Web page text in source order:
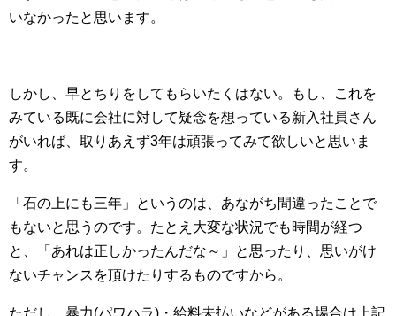
いなかったと思います。
しかし、早とちりをしてもらいたくはない。もし、これを
みている既に会社に対して疑念を想っている新入社員さん
がいれば、取りあえず3年は頑張ってみて欲しいと思いま
す。
「石の上にも三年」というのは、あながち間違ったことで
もないと思うのです。たとえ大変な状況でも時間が経つ
と、「あれは正しかったんだな～」と思ったり、思いがけ
ないチャンスを頂けたりするものですから。
ただし、暴力(パワハラ)・給料未払いなどがある場合は上記